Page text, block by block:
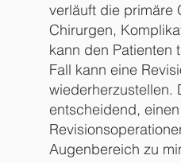
verläuft die primäre
Chirurgen,
kann den Patienten
Fall kann eine
wiederherzustellen.
entscheidend,
Augenbereich zu